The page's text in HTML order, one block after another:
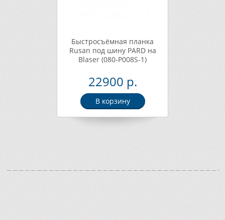
Быстросъёмная планка
Rusan под шину PARD на
Blaser (080-P008S-1)
22900 р.
В корзину